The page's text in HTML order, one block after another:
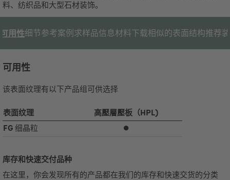
料、纺织品和大型石材装饰。
可用性细节参考案例 求样品信息材料下载相似的表面结构推荐
可用性
该表面纹理有以下产品组可供选择
表面纹理
高壓層壓板（HPL)
FG 细晶粒 ⏺
库存和快速交付品种
在这里，你会发现所有的产品都在我们的库存和快速交货的分类